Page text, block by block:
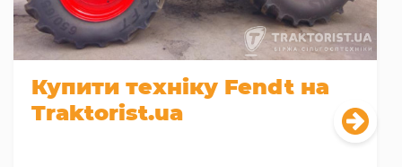
Купити техніку Fendt на
Traktorist.ua